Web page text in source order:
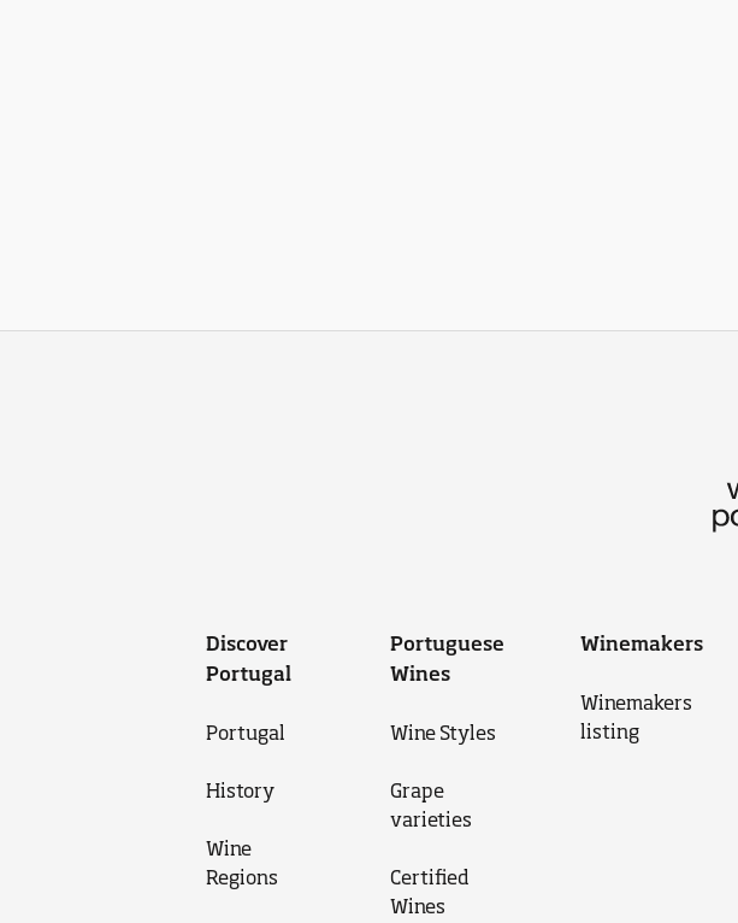
Discover
Portugal
Portugal
History
Wine
Regions
Portuguese
Wines
Wine Styles
Grape
varieties
Certified
Wines
Winemakers
Winemakers
listing